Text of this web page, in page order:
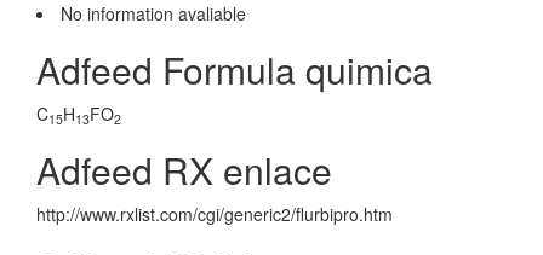
No information avaliable
Adfeed Formula quimica
C15H13FO2
Adfeed RX enlace
http://www.rxlist.com/cgi/generic2/flurbipro.htm